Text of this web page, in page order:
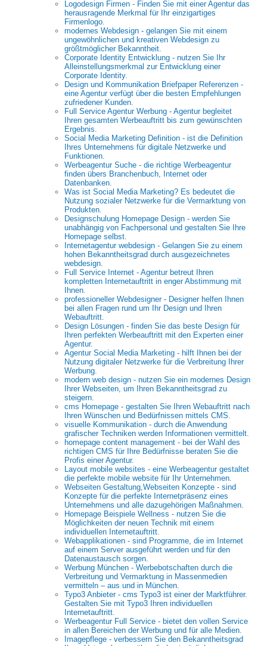
Logodesign Firmen - Finden Sie mit einer Agentur das
herausragende Merkmal für Ihr einzigartiges
Firmenlogo.
modernes Webdesign - gelangen Sie mit einem
ungewöhnlichen und kreativen Webdesign zu
größtmöglicher Bekanntheit.
Corporate Identity Entwicklung - nutzen Sie Ihr
Alleinstellungsmerkmal zur Entwicklung einer
Corporate Identity.
Design und Kommunikation Briefpaper Referenzen -
eine Agentur verfügt über die besten Empfehlungen
zufriedener Kunden.
Full Service Agentur Werbung - Agentur begleitet
Ihren gesamten Werbeauftritt bis zum gewünschten
Ergebnis.
Social Media Marketing Definition - ist die Definition
Ihres Unternehmens für digitale Netzwerke und
Funktionen.
Werbeagentur Suche - die richtige Werbeagentur
finden übers Branchenbuch, Internet oder
Datenbanken.
Was ist Social Media Marketing? Es bedeutet die
Nutzung sozialer Netzwerke für die Vermarktung von
Produkten.
Designschulung Homepage Design - werden Sie
unabhängig von Fachpersonal und gestalten Sie Ihre
Homepage selbst.
Internetagentur webdesign - Gelangen Sie zu einem
hohen Bekanntheitsgrad durch ausgezeichnetes
webdesign.
Full Service Internet - Agentur betreut Ihren
kompletten Internetauftritt in enger Abstimmung mit
Ihnen.
professioneller Webdesigner - Designer helfen Ihnen
bei allen Fragen rund um Ihr Design und Ihren
Webauftritt.
Design Lösungen - finden Sie das beste Design für
Ihren perfekten Werbeauftritt mit den Experten einer
Agentur.
Agentur Social Media Marketing - hilft Ihnen bei der
Nutzung digitaler Netzwerke für die Verbreitung Ihrer
Werbung.
modern web design - nutzen Sie ein modernes Design
Ihrer Webseiten, um Ihren Bekanntheitsgrad zu
steigern.
cms Homepage - gestalten Sie Ihren Webauftritt nach
Ihren Wünschen und Bedürfnissen mittels CMS.
visuelle Kommunikation - durch die Anwendung
grafischer Techniken werden Informationen vermittelt.
homepage content management - bei der Wahl des
richtigen CMS für Ihre Bedürfnisse beraten Sie die
Profis einer Agentur.
Layout mobile websites - eine Werbeagentur gestaltet
die perfekte mobile website für Ihr Unternehmen.
Webseiten Gestaltung,Webseiten Konzepte - sind
Konzepte für die perfekte Internetpräsenz eines
Unternehmens und alle dazugehörigen Maßnahmen.
Homepage Beispiele Wellness - nutzen Sie die
Möglichkeiten der neuen Technik mit einem
individuellen Internetauftritt.
Webapplikationen - sind Programme, die im Internet
auf einem Server ausgeführt werden und für den
Datenaustausch sorgen.
Werbung München - Werbebotschaften durch die
Verbreitung und Vermarktung in Massenmedien
vermitteln – aus und in München.
Typo3 Anbieter - cms Typo3 ist einer der Marktführer.
Gestalten Sie mit Typo3 Ihren individuellen
Internetauftritt.
Werbeagentur Full Service - bietet den vollen Service
in allen Bereichen der Werbung und für alle Medien.
Imagepflege - verbessern Sie den Bekanntheitsgrad